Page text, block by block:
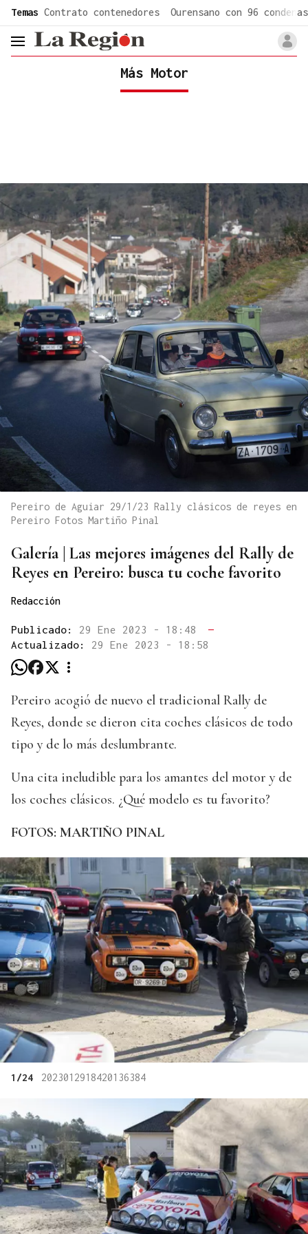
Temas Contrato contenedores Ourensano con 96 condenas
header.menu.open
Más Motor
Pereiro de Aguiar 29/1/23 Rally clásicos de reyes en
Pereiro Fotos Martiño Pinal
Galería | Las mejores imágenes del Rally de
Reyes en Pereiro: busca tu coche favorito
Redacción
Publicado: 29 Ene 2023 - 18:48
—
Actualizado: 29 Ene 2023 - 18:58
Pereiro acogió de nuevo el tradicional Rally de
Reyes, donde se dieron cita coches clásicos de todo
tipo y de lo más deslumbrante.
Una cita ineludible para los amantes del motor y de
los coches clásicos. ¿Qué modelo es tu favorito?
FOTOS: MARTIÑO PINAL
1/24 2023012918420136384